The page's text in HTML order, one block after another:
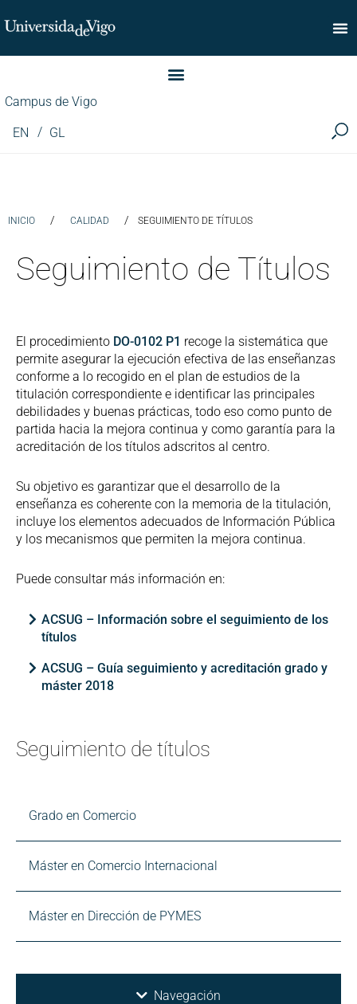
Facultad de Comercio
Campus de Vigo
EN GL
INICIO / CALIDAD / SEGUIMIENTO DE TÍTULOS
Seguimiento de Títulos
El procedimiento DO-0102 P1 recoge la sistemática que
permite asegurar la ejecución efectiva de las enseñanzas
conforme a lo recogido en el plan de estudios de la
titulación correspondiente e identificar las principales
debilidades y buenas prácticas, todo eso como punto de
partida hacia la mejora continua y como garantía para la
acreditación de los títulos adscritos al centro.
Su objetivo es garantizar que el desarrollo de la
enseñanza es coherente con la memoria de la titulación,
incluye los elementos adecuados de Información Pública
y los mecanismos que permiten la mejora continua.
Puede consultar más información en:
ACSUG – Información sobre el seguimiento de los
títulos
ACSUG – Guía seguimiento y acreditación grado y
máster 2018
Seguimiento de títulos
Grado en Comercio
Máster en Comercio Internacional
Máster en Dirección de PYMES
Navegación